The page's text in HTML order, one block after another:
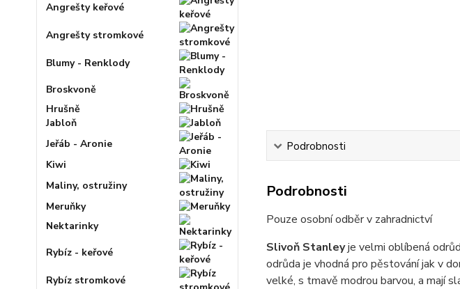
Angrešty keřové
Angrešty stromkové
Blumy - Renklody
Broskvoně
Hrušně
Jabloň
Jeřáb - Aronie
Kiwi
Maliny, ostružiny
Meruňky
Nektarinky
Rybíz - keřové
Rybíz stromkové
Podrobnosti
Podrobnosti
Pouze osobní odběr v zahradnictví
Slivoň Stanleyje velmi oblíbená
odrůda je vhodná pro pěstování jak v
velké, s tmavě modrou barvou, a mají